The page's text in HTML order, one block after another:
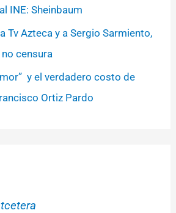
INE: Sheinbaum
Tv Azteca y a Sergio Sarmiento,
censura
y el verdadero costo de
Ortiz Pardo